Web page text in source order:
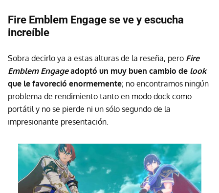
Fire Emblem Engage se ve y escucha
increíble
Sobra decirlo ya a estas alturas de la reseña, pero Fire
Emblem Engageadoptó un muy buen cambio de look
que le favoreció enormemente; no encontramos ningún
problema de rendimiento tanto en modo dock como
portátil y no se pierde ni un sólo segundo de la
impresionante presentación.